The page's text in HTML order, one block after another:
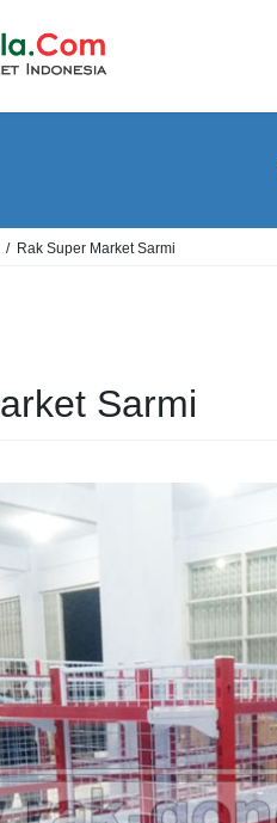
Rak Super Market Sarmi
Sarmi